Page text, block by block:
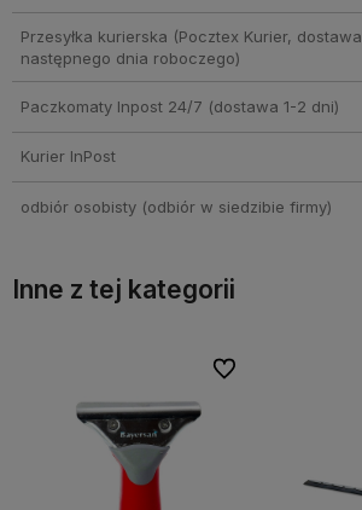
Przesyłka kurierska (Pocztex Kurier, dostawa
następnego dnia roboczego)
Paczkomaty Inpost 24/7 (dostawa 1-2 dni)
Kurier InPost
odbiór osobisty(odbiór w siedzibie firmy)
Inne z tej kategorii
Do ulubionych
Do ulubionych